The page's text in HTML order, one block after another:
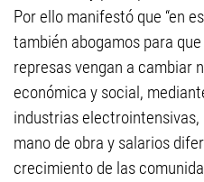
Por ello manifestó que “en
también abogamos para
represas vengan a cambiar
económica y social,
industrias electrointensivas,
mano de obra y salarios
crecimiento de las